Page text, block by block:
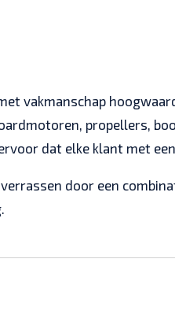
vakmanschap
propellers,
dat elke klant met
door een